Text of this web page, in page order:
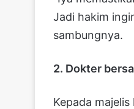
Jadi hakim
sambungnya.
2. Dokter
Kepada